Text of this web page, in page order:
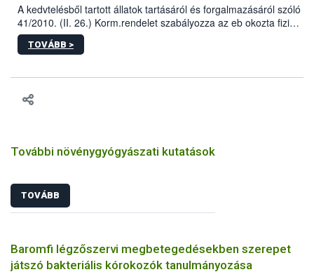
A kedvtelésből tartott állatok tartásáról és forgalmazásáról szóló
41/2010. (II. 26.) Korm.rendelet szabályozza az eb okozta fizikai
sérülés, illetve ennek veszélye keletkezésekor felmerülő
hatósági feladatokat, valamint a veszélyes eb tartását és annak
vonni az ebek viselkedésének megítélésében jártas szakértőt.
TOVÁBB >
További növénygyógyászati kutatások
TOVÁBB
Baromfi légzőszervi megbetegedésekben szerepet
játszó bakteriális kórokozók tanulmányozása